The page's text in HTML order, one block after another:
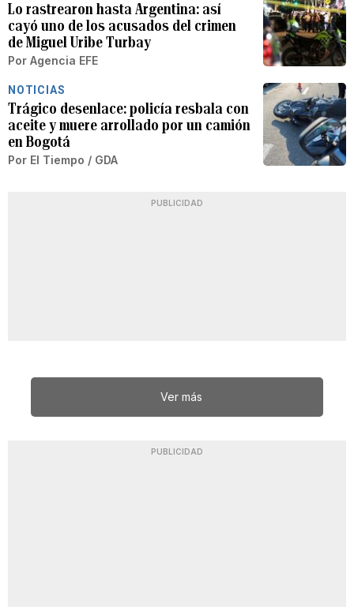
Lo rastrearon hasta Argentina: así
cayó uno de los acusados del crimen
de Miguel Uribe Turbay
Por Agencia EFE
NOTICIAS
Trágico desenlace: policía resbala con
aceite y muere arrollado por un camión
en Bogotá
Por El Tiempo / GDA
PUBLICIDAD
Ver más
PUBLICIDAD